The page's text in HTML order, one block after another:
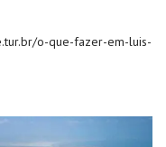
o-que-fazer-em-luis-